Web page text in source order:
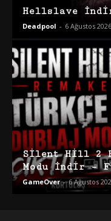
Hellslave
Deadpool - 6 Ağustos 2026
Silent Hill 2
Modu İndir –
GameOver - 6 Ağustos